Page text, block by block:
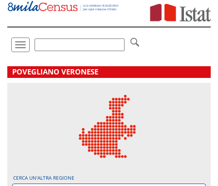
Vai
direttamente
Toggle
navigation
.
POVEGLIANO VERONESE
CERCA UN'ALTRA REGIONE